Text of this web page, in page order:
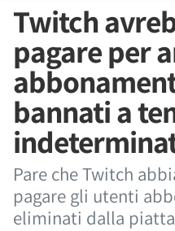
Twitch
pagare per
bannati a
Pare che Twitch
pagare gli utenti
eliminati dalla